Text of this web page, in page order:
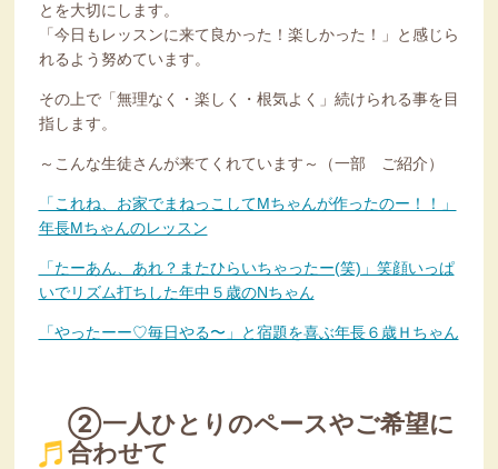
とを大切にします。
「今日もレッスンに来て良かった！楽しかった！」と感じら
れるよう努めています。
その上で「無理なく・楽しく・根気よく」続けられる事を目
指します。
～こんな生徒さんが来てくれています～（一部 ご紹介）
「これね、お家でまねっこしてMちゃんが作ったのー！！」
年長Mちゃんのレッスン
「たーあん、あれ？またひらいちゃったー(笑)」笑顔いっぱ
いでリズム打ちした年中５歳のNちゃん
「やったーー♡毎日やる〜」と宿題を喜ぶ年長６歳Ｈちゃん
②一人ひとりのペースやご希望に
合わせて